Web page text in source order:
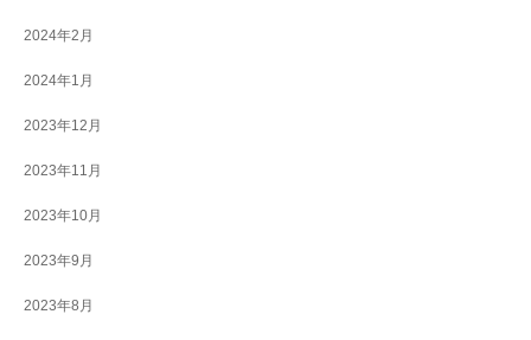
2024年2月
2024年1月
2023年12月
2023年11月
2023年10月
2023年9月
2023年8月